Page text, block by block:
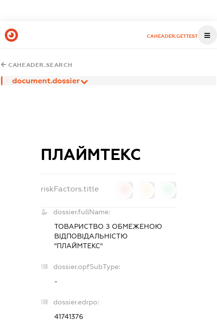
CAHEADER.GETTEST
CAHEADER.SEARCH
document.dossier
ПЛАЙМТЕКС
riskFactors.title
dossier.fullName:
ТОВАРИСТВО З ОБМЕЖЕНОЮ
ВІДПОВІДАЛЬНІСТЮ
"ПЛАЙМТЕКС"
dossier.opfSubType:
-
dossier.edrpo:
41741376